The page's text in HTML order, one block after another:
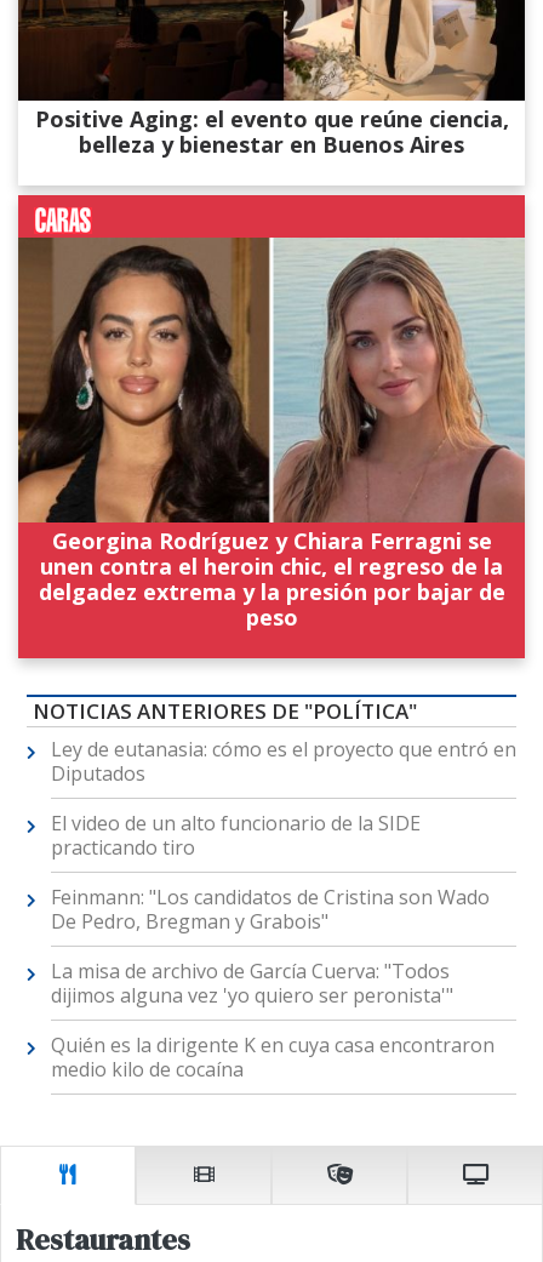
Positive Aging: el evento que reúne ciencia,
belleza y bienestar en Buenos Aires
Georgina Rodríguez y Chiara Ferragni se
unen contra el heroin chic, el regreso de la
delgadez extrema y la presión por bajar de
peso
NOTICIAS ANTERIORES DE "POLÍTICA"
Ley de eutanasia: cómo es el proyecto que entró en
Diputados
El video de un alto funcionario de la SIDE
practicando tiro
Feinmann: "Los candidatos de Cristina son Wado
De Pedro, Bregman y Grabois"
La misa de archivo de García Cuerva: "Todos
dijimos alguna vez 'yo quiero ser peronista'"
Quién es la dirigente K en cuya casa encontraron
medio kilo de cocaína
Restaurantes